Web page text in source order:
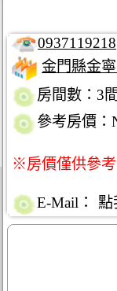
0937119218
金門縣金
房間數：3間
參考房價：
※房價僅供參
E-Mail： 點